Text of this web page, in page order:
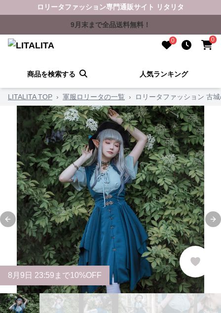
ロリータファッション専門通販サイト リタリタ
9月末まで全品送料無料！
0 0
商品を検索する 人気ランキング
LITALITA TOP › 軍服ロリータの一覧 › ロリータファッション 古
Previous slide
8 月 9 日 23:59まで10%OFF